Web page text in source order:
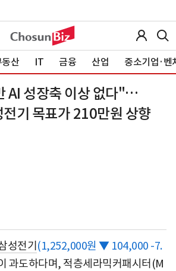
산 IT 금융 산업 중소기업·벤
AI 성장축 이상 없다"…
기 목표가 210만원 상향
성전기 (1,252,000원 ▼ 104,000 -7.
과도하다며, 적층세라믹커패시터(M